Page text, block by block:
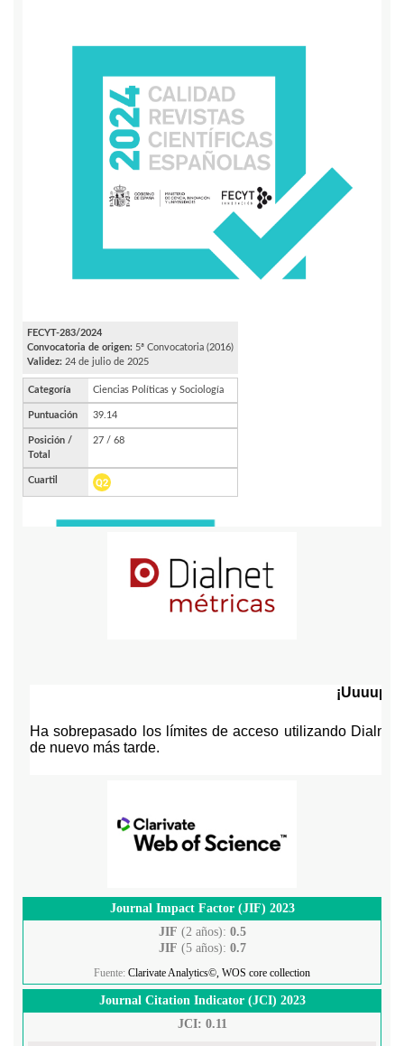
Journal Impact Factor (JIF) 2023
JIF (2 años): 0.5
JIF (5 años): 0.7
Fuente: Clarivate Analytics©, WOS core collection
Journal Citation Indicator (JCI) 2023
JCI: 0.11